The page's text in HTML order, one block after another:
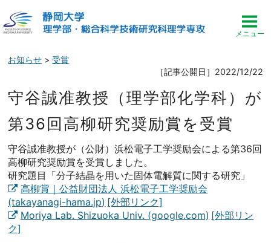
お知らせ >受賞
［記事公開日］2022/12/22
守谷誠准教授（理学部化学科）が
第36回高柳研究奨励賞を受賞
守谷誠准教授が（公財）浜松電子工学奨励会による第36回
高柳研究奨励賞を受賞しました。
研究題目「分子結晶を用いた固体電解質に関する研究」
高柳賞｜公益財団法人 浜松電子工学奨励会
(takayanagi-hama.jp)
Moriya Lab. Shizuoka Univ. (google.com)